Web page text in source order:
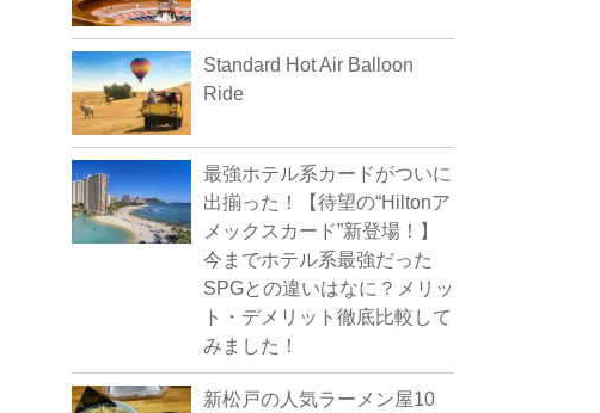
Standard Hot Air Balloon
Ride
最強ホテル系カードがついに
出揃った！【待望の“Hiltonア
メックスカード”新登場！】
今までホテル系最強だった
SPGとの違いはなに？メリッ
ト・デメリット徹底比較して
みました！
新松戸の人気ラーメン屋10